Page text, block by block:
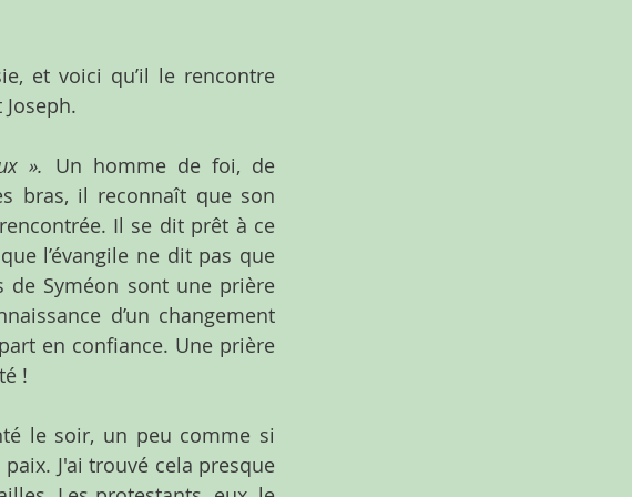
et voici qu’il le rencontre
». Un homme de foi, de
bras, il reconnaît que son
Il se dit prêt à ce
l’évangile ne dit pas que
de Syméon sont une prière
d’un changement
en confiance. Une prière
!
le soir, un peu comme si
J'ai trouvé cela presque